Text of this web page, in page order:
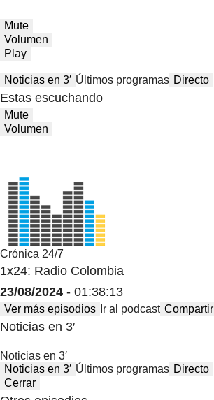
Mute
Volumen
Play
Noticias en 3′ Últimos programas Directo
Estas escuchando
Mute
Volumen
Crónica 24/7
1x24: Radio Colombia
23/08/2024 - 01:38:13
Ver más episodios Ir al podcast Compartir
Noticias en 3′
Noticias en 3′
Noticias en 3′ Últimos programas Directo
Cerrar